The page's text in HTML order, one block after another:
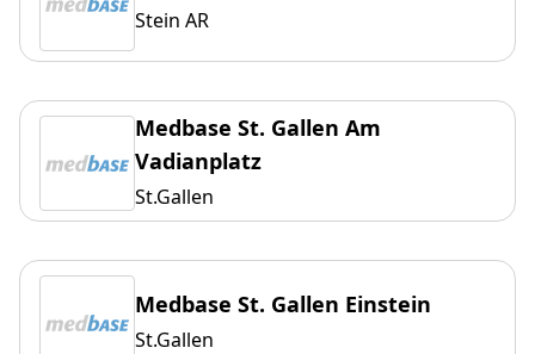
Stein AR
Medbase St. Gallen Am
Vadianplatz
St.Gallen
Medbase St. Gallen Einstein
St.Gallen